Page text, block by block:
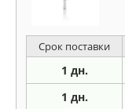
Срок поставки
1 дн.
1 дн.